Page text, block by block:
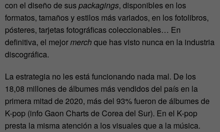
con el diseño de suspackagings, disponibles en los
formatos, tamaños y estilos más variados, en los fotolibros,
pósteres, tarjetas fotográficas coleccionables… En
definitiva, el mejormerchque has visto nunca en la industria
discográfica.
La estrategia no les está funcionando nada mal. De los
18,08 millones de álbumes más vendidos del país en la
primera mitad de 2020, más del 93% fueron de álbumes de
K-pop (info Gaon Charts de Corea del Sur). En el K-pop
presta la misma atención a los visuales que a la música.